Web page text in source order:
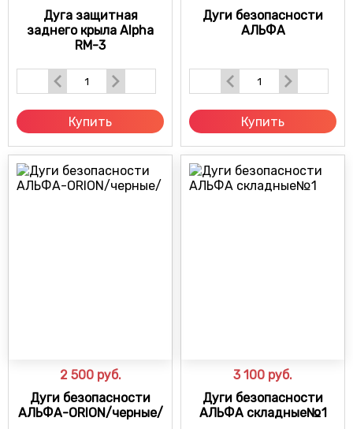
Дуга защитная
заднего крыла Alpha
RM-3
Купить
Дуги безопасности
АЛЬФА
Купить
2 500 руб.
Дуги безопасности
АЛЬФА-ORION/черные/
3 100 руб.
Дуги безопасности
АЛЬФА складные№1